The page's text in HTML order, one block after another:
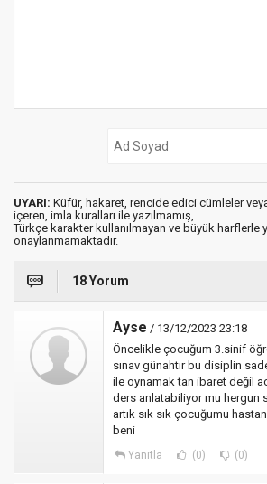
UYARI: Küfür, hakaret, rencide edici cümleler
içeren, imla kuralları ile yazılmamış,
Türkçe karakter kullanılmayan ve büyük harflerle
onaylanmamaktadır.
18 Yorum
Ayse / 13/12/2023 23:18
Öncelikle çocuğum 3.sinif
sınav günahtır bu disiplin
ile oynamak tan ibaret değil
ders anlatabiliyor mu hergun
artık sık sık çocuğumu
beni
Yanıtla (0) (0)